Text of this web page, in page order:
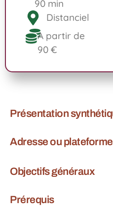
Présentation
Adresse ou
Objectifs généraux
Prérequis
90 min
Distanciel
A partir de
90 €